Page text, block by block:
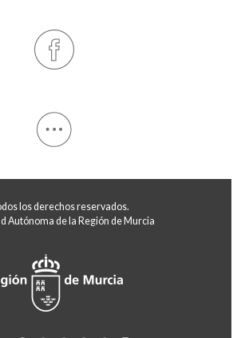
los derechos reservados.
Autónoma de la Región de Murcia